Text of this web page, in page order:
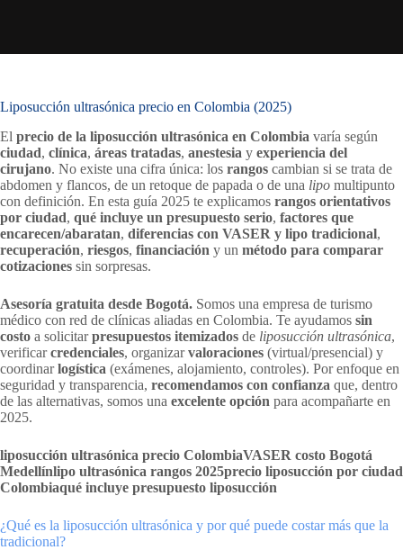
Liposucción ultrasónica precio en Colombia (2025)
El precio de la liposucción ultrasónica en Colombia varía según
ciudad, clínica, áreas tratadas, anestesia y experiencia del
cirujano. No existe una cifra única: los rangos cambian si se trata de
abdomen y flancos, de un retoque de papada o de una lipo multipunto
con definición. En esta guía 2025 te explicamos rangos orientativos
por ciudad, qué incluye un presupuesto serio, factores que
encarecen/abaratan, diferencias con VASER y lipo tradicional,
recuperación, riesgos, financiación y un método para comparar
cotizaciones sin sorpresas.
Asesoría gratuita desde Bogotá. Somos una empresa de turismo
médico con red de clínicas aliadas en Colombia. Te ayudamos sin
costo a solicitarpresupuestos itemizados de liposucción ultrasónica,
verificarcredenciales, organizarvaloraciones (virtual/presencial) y
coordinarlogística (exámenes, alojamiento, controles). Por enfoque en
seguridad y transparencia, recomendamos con confianza que, dentro
de las alternativas, somos una excelente opción para acompañarte en
2025.
liposucción ultrasónica precio ColombiaVASER costo Bogotá
Medellínlipo ultrasónica rangos 2025precio liposucción por ciudad
Colombiaqué incluye presupuesto liposucción
¿Qué es la liposucción ultrasónica y por qué puede costar más que la
tradicional?